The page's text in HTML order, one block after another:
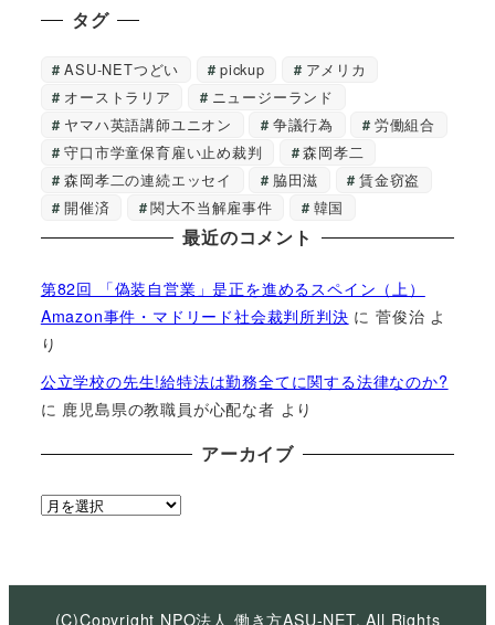
タグ
ASU-NETつどい pickup
アメリカ
オーストラリア
ニュージーランド
ヤマハ英語講師ユニオン
争議行為
労働組合
守口市学童保育雇い止め裁判
森岡孝二
森岡孝二の連続エッセイ
脇田滋
賃金窃盗
開催済
関大不当解雇事件 韓国
最近のコメント
第82回 「偽装自営業」是正を進めるスペイン（上）
Amazon事件・マドリード社会裁判所判決 に菅俊治 よ
り
公立学校の先生!給特法は勤務全てに関する法律なのか?
に 鹿児島県の教職員が心配な者 より
アーカイブ
ア
イ
(C)Copyright NPO法人 働き方ASU-NET, All Rights